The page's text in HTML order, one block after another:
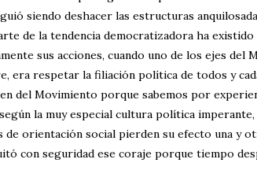
siendo deshacer las estructuras
de la tendencia democratizadora ha
sus acciones, cuando uno de los ejes del
era respetar la filiación política de todos y
del Movimiento porque sabemos por
la muy especial cultura política imperante,
de orientación social pierden su efecto una y
con seguridad ese coraje porque tiempo